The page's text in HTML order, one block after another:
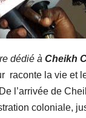
dédié à Cheikh
raconte la vie et
l’arrivée de
coloniale,